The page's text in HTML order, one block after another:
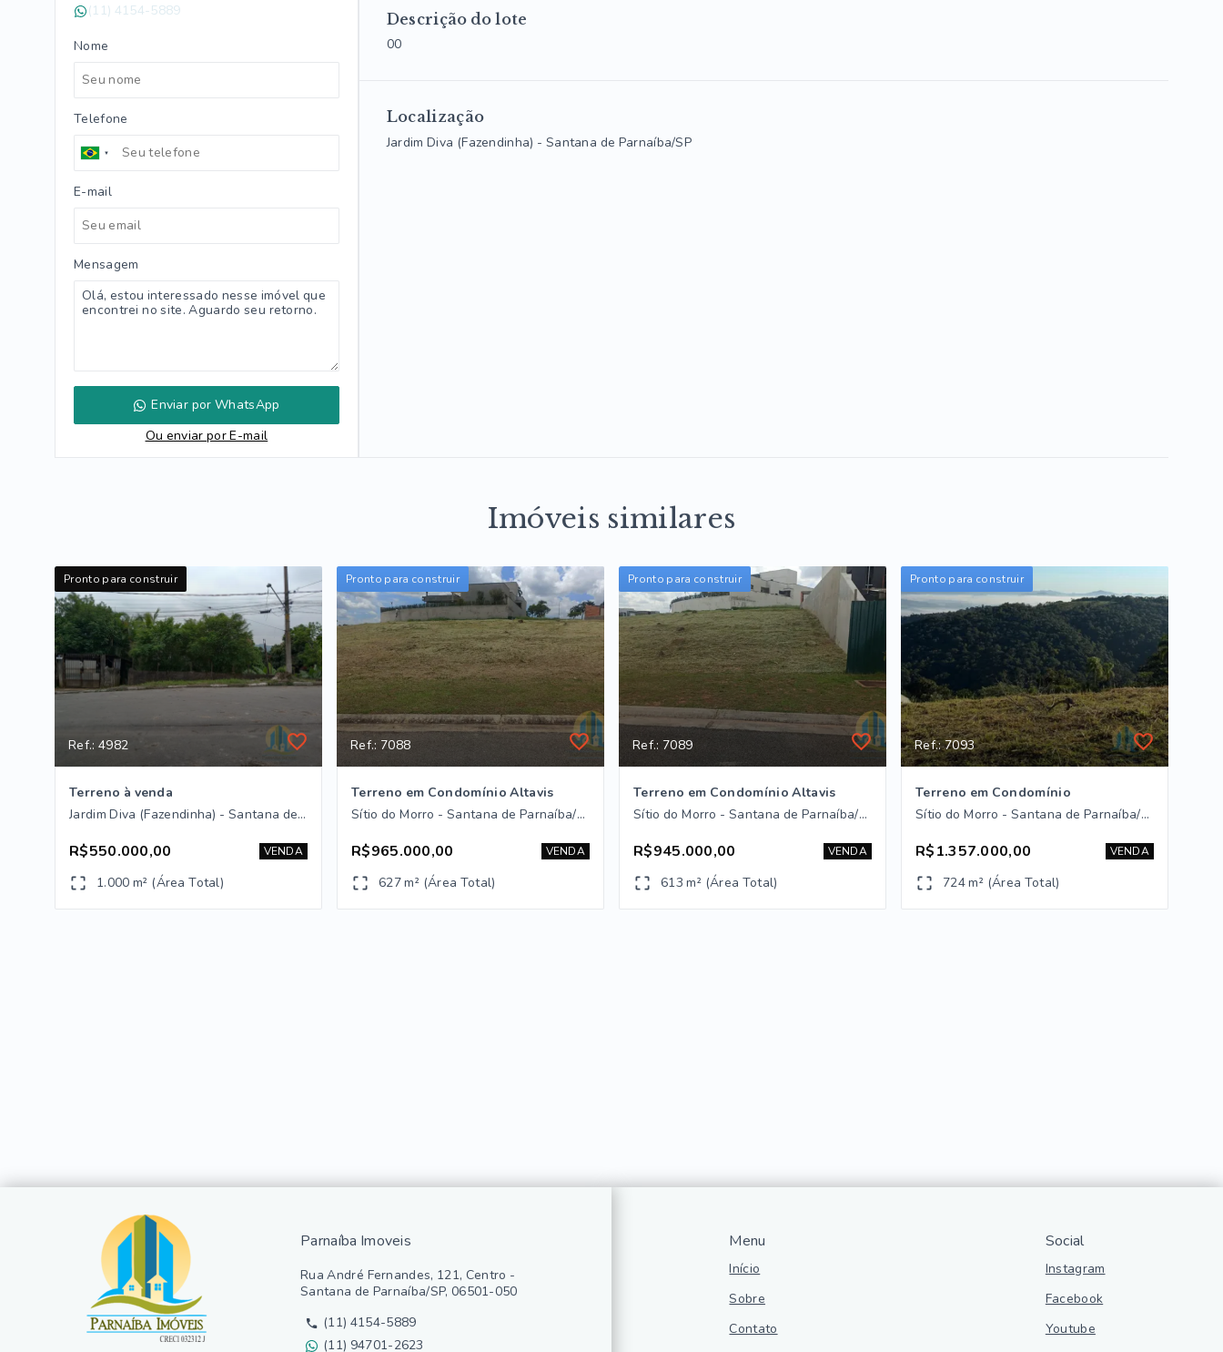
Descrição do lote
00
Localização
Jardim Diva (Fazendinha) - Santana de Parnaíba/SP
(11) 4154-5889
Nome
Telefone
E-mail
Mensagem
Enviar por WhatsApp
Ou enviar por E-mail
Imóveis similares
Pronto para construir
Ref.: 4982
Terreno à venda
Jardim Diva (Fazendinha) - Santana de Parnaíba/SP
R$550.000,00 VENDA
1.000 m² (Área Total)
Pronto para construir
Ref.: 7088
Terreno em Condomínio Altavis
Sítio do Morro - Santana de Parnaíba/SP
R$965.000,00 VENDA
627 m² (Área Total)
Pronto para construir
Ref.: 7089
Terreno em Condomínio Altavis
Sítio do Morro - Santana de Parnaíba/SP
R$945.000,00 VENDA
613 m² (Área Total)
Pronto para construir
Ref.: 7093
Terreno em Condomínio
Sítio do Morro - Santana de Parnaíba/SP
R$1.357.000,00 VENDA
724 m² (Área Total)
Menu
Início
Sobre
Contato
Social
Instagram
Facebook
Youtube
Parnaíba Imoveis
Rua André Fernandes, 121, Centro -
Santana de Parnaíba/SP, 06501-050
(11) 4154-5889
(11) 94701-2623